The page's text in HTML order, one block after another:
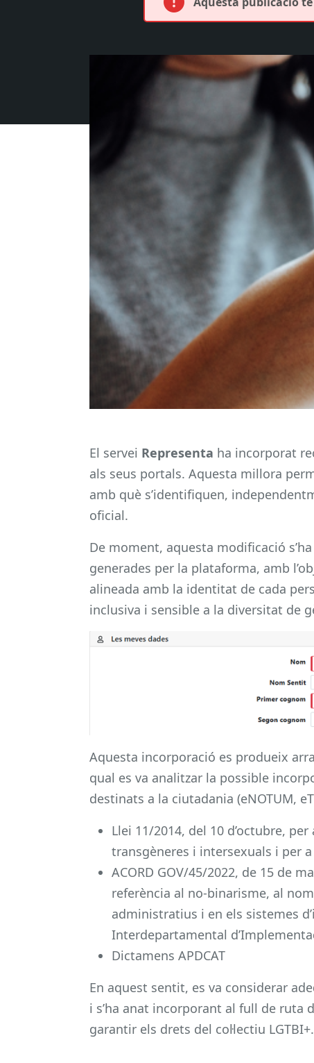
El servei Representa ha incorporat
als seus portals. Aquesta millora
amb què s’identifiquen,
oficial.
De moment, aquesta modificació
generades per la plataforma, amb
alineada amb la identitat de cada
inclusiva i sensible a la diversitat de
Aquesta incorporació es produeix
qual es va analitzar la possible
destinats a la ciutadania (eNOTUM,
Llei 11/2014, del 10 d’octubre,
transgèneres i intersexuals i per
ACORD GOV/45/2022, de 15 de
referència al no-binarisme, al
administratius i en els sistemes
Interdepartamental
Dictamens APDCAT
En aquest sentit, es va considerar
i s’ha anat incorporant al full de ruta
garantir els drets del col·lectiu LGTBI+.